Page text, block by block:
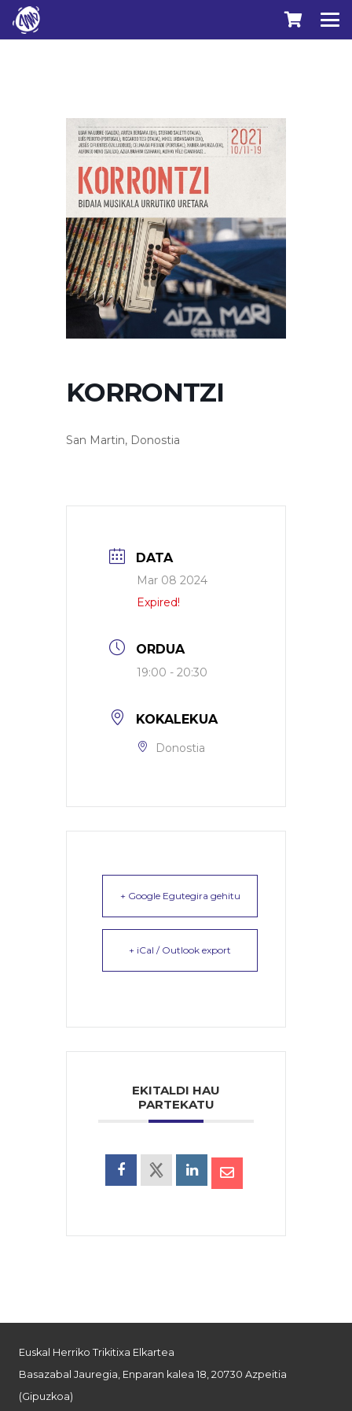
KORRONTZI
San Martin, Donostia
DATA
Mar 08 2024
Expired!
ORDUA
19:00 - 20:30
KOKALEKUA
Donostia
+ Google Egutegira gehitu
+ iCal / Outlook export
EKITALDI HAU
PARTEKATU
Euskal Herriko Trikitixa Elkartea
Basazabal Jauregia, Enparan kalea 18, 20730 Azpeitia
(Gipuzkoa)